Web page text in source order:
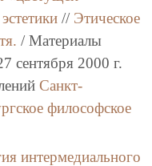
// Этическое
/ Материалы
сентября 2000 г.
Санкт-
философское
интермедиального